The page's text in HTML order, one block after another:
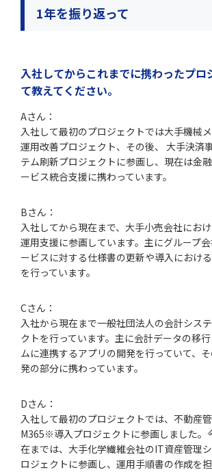
1年を振り返って
入社してからこれまでに携わったプロ
て教えてください。
Aさん：
入社して最初のプロジェクトでは大手機械
運用改善プロジェクト、その後、 大手決済
テム刷新プロジェクトに参画し、現在は金
ービス統合支援に携わっています。
Bさん：
入社してから現在まで、大手小売会社にお
運用支援に参画しています。主にグループ
ービスに対する仕様書の更新や導入におけ
を行っています。
Cさん：
入社から現在まで一般社団法人の会計シス
クトを行っています。主に会計データの移
ムに連携するアプリの開発を行っていて、
発の部分に携わっています。
Dさん：
入社して最初のプロジェクトでは、不動産
M365※導入プロジェクトに参画しました。
在までは、大手化学繊維会社のIT資産管理
ロジェクトに参画し、運用手順書の作成を担